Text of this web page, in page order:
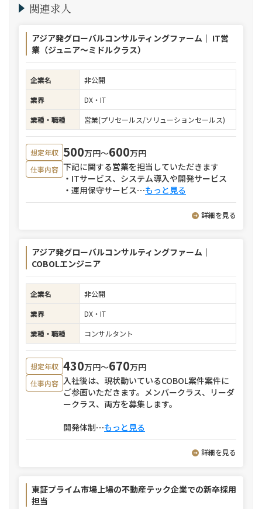
関連求人
アジア発グローバルコンサルティングファーム｜ IT営
業（ジュニア～ミドルクラス）
企業名
非公開
業界
DX・IT
業種・職種
営業(プリセールス/ソリューションセールス)
想定年収 500万円〜600万円
仕事内容 下記に関する営業を担当していただきます
・ITサービス、システム導入や開発サービス
・運用保守サービス⋯もっと見る
詳細を見る
アジア発グローバルコンサルティングファーム｜
COBOLエンジニア
企業名
非公開
業界
DX・IT
業種・職種
コンサルタント
想定年収 430万円〜670万円
仕事内容 入社後は、現状動いているCOBOL案件案件に
ご参画いただきます。メンバークラス、リーダ
ークラス、両方を募集します。
開発体制⋯もっと見る
詳細を見る
東証プライム市場上場の不動産テック企業での新卒採用
担当